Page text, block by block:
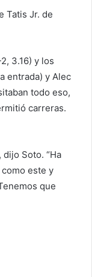
Tatis Jr. de
3.16) y los
entrada) y Alec
todo eso,
carreras.
Soto. “Ha
este y
que